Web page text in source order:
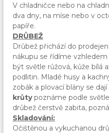
V chladničce nebo na
dva dny, na míse nebo v
papíře.
DRŮBEŽ
Drůbež přichází do
nákupu se řídíme vzhledem
být světle růžová, kůže bílá
podlitin. Mladé husy a
zobák a plovací blány se
krůtypoznáme podle
drůbež čerstvě zabita,
Skladování:
Očištěnou a vykuchanou